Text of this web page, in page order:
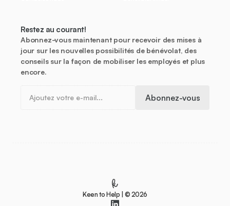
Restez au courant!
Abonnez-vous maintenant pour recevoir des mises à
jour sur les nouvelles possibilités de bénévolat, des
conseils sur la façon de mobiliser les employés et plus
encore.
Keen to Help | © 2026